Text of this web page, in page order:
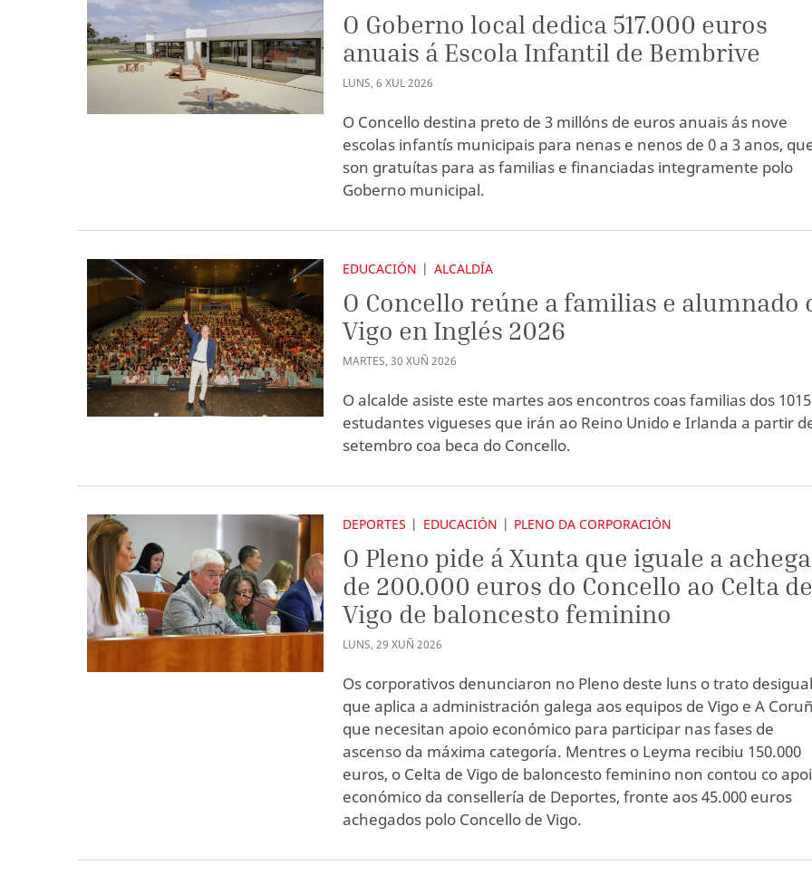
O Goberno local dedica 517.000 euros
anuais á Escola Infantil de Bembrive
LUNS,6 XUL2026
O Concello destina preto de 3 millóns de euros anuais ás nove
escolas infantís municipais para nenas e nenos de 0 a 3 anos,
son gratuítas para as familias e financiadas integramente polo
Goberno municipal.
EDUCACIÓN ALCALDÍA
O Concello reúne a familias e alumnado
Vigo en Inglés 2026
MARTES,30 XUÑ 2026
O alcalde asiste este martes aos encontros coas familias dos 1015
estudantes vigueses que irán ao Reino Unido e Irlanda a partir
setembro coa beca do Concello.
DEPORTES EDUCACIÓN PLENO DA CORPORACIÓN
O Pleno pide á Xunta que iguale a achega
de 200.000 euros do Concello ao Celta de
Vigo de baloncesto feminino
LUNS,29 XUÑ 2026
Os corporativos denunciaron no Pleno deste luns o trato desigual
que aplica a administración galega aos equipos de Vigo e A
que necesitan apoio económico para participar nas fases de
ascenso da máxima categoría. Mentres o Leyma recibiu 150.000
euros, o Celta de Vigo de baloncesto feminino non contou co
económico da consellería de Deportes, fronte aos 45.000 euros
achegados polo Concello de Vigo.